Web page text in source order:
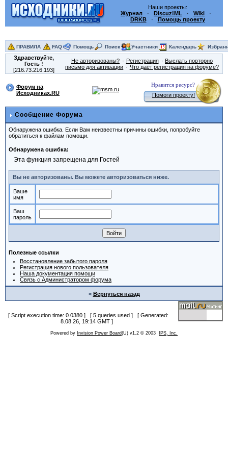
Наши проекты:
Журнал · Discuz!ML · Wiki ·
DRKB· Помощь проекту
ПРАВИЛА FAQ Помощь Поиск Участники Календарь
Здравствуйте,
Гость!
[216.73.216.193]
Не авторизованы? Регистрация
Выслать повторно
письмо для активации
Что даёт регистрация на форуме?
Форум на
Исходниках.RU
Нравится ресурс?
Помоги проекту!
Сообщение Форума
Обнаружена ошибка. Если Вам неизвестны причины ошибки, попробуйте
обратиться к файлам помощи.
Обнаружена ошибка:
Эта функция запрещена для Гостей
Вы не авторизованы. Вы можете авторизоваться ниже.
Ваше
имя
Ваш
пароль
Полезные ссылки
Восстановление забытого пароля
Регистрация нового пользователя
Наша документация помощи
Связь с Администратором форума
< Вернуться назад
[ Script execution time: 0.0380 ] [ 5 queries used ] [ Generated:
8.08.26, 19:14 GMT ]
Powered by Invision Power Board(U) v1.2 © 2003 IPS, Inc.